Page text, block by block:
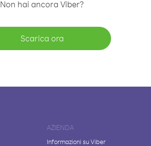
Non hai ancora Viber?
Scarica ora
AZIENDA
Informazioni su Viber